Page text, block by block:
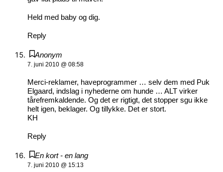
Held med baby og dig.
Reply
Anonym
7. juni 2010 @ 08:58
Merci-reklamer, haveprogrammer … selv dem med Puk
Elgaard, indslag i nyhederne om hunde … ALT virker
tårefremkaldende. Og det er rigtigt, det stopper sgu ikke
helt igen, beklager. Og tillykke. Det er stort.
KH
Reply
En kort - en lang
7. juni 2010 @ 15:13